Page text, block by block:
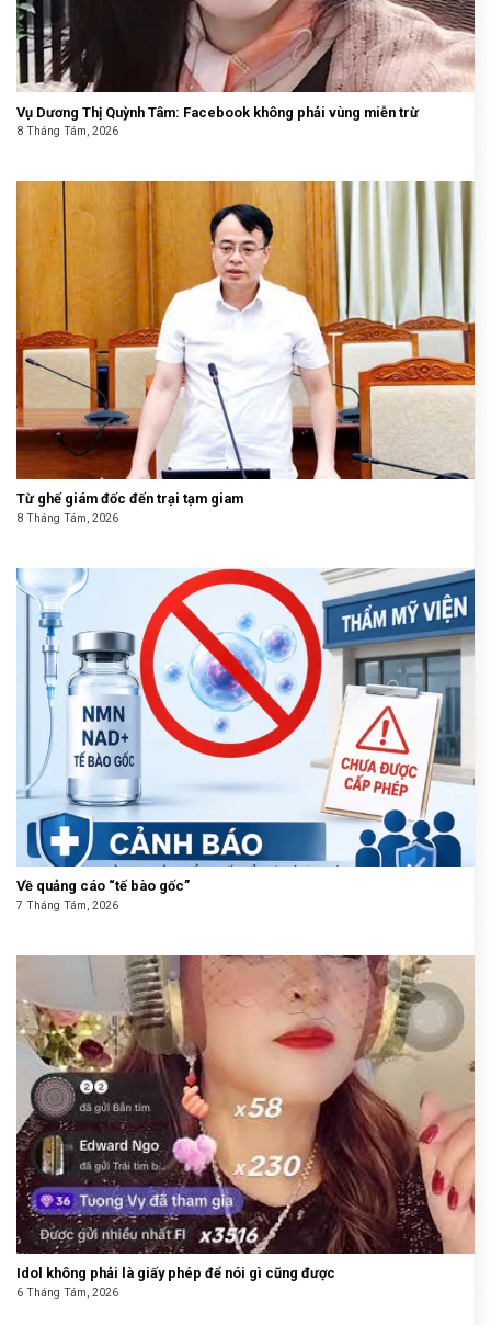
Vụ Dương Thị Quỳnh Tâm: Facebook không phải vùng miễn trừ
8 Tháng Tám, 2026
Từ ghế giám đốc đến trại tạm giam
8 Tháng Tám, 2026
Về quảng cáo “tế bào gốc”
7 Tháng Tám, 2026
Idol không phải là giấy phép để nói gì cũng được
6 Tháng Tám, 2026